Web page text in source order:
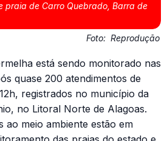
praia de Carro Quebrado, Barra de
Foto: Reprodução
está sendo monitorado nas
quase 200 atendimentos de
registrados no município da
no Litoral Norte de Alagoas.
ao meio ambiente estão em